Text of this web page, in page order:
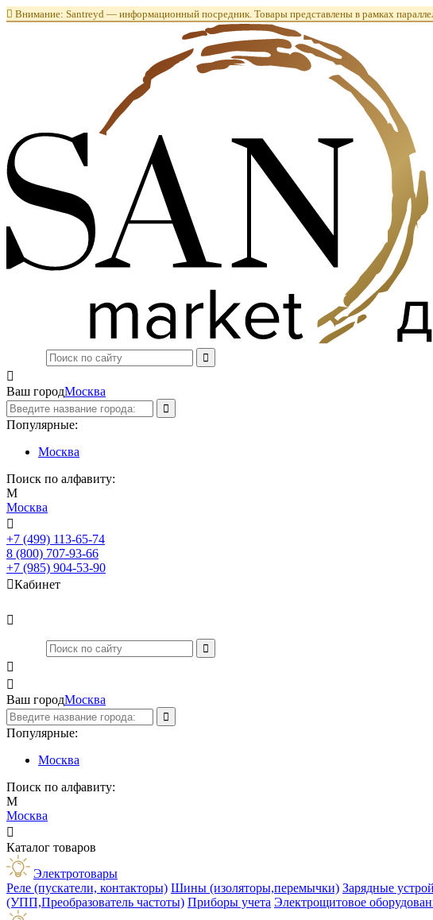
 Внимание: Santreyd — информационный посредник. Товары представлены в рамках

Ваш городМосква
Популярные:
Москва
Поиск по алфавиту:
М
Москва

+7 (499) 113-65-74
8 (800) 707-93-66
+7 (985) 904-53-90
Кабинет



Ваш городМосква
Популярные:
Москва
Поиск по алфавиту:
М
Москва

Каталог товаров
Электротовары
Реле (пускатели, контакторы) Шины (изоляторы,перемычки) Зарядные
(УПП,Преобразователь частоты) Приборы учета Электрощитовое